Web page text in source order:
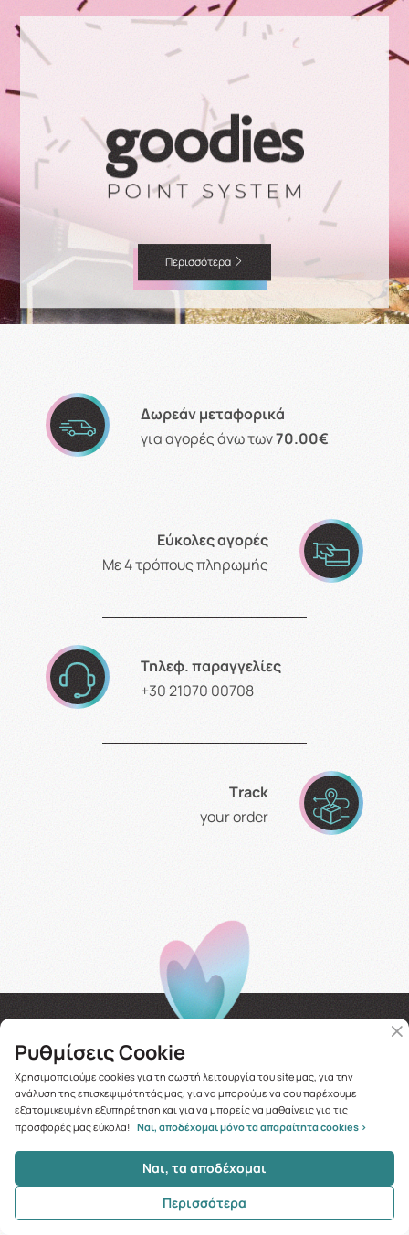
Περισσότερα
Δωρεάν μεταφορικά
για αγορές άνω των70.00€
Εύκολες αγορές
Με 4 τρόπους πληρωμής
Τηλεφ. παραγγελίες
+30 21070 00708
Τrack
your order
My account
Σύνδεση
Δημιουργία λογαριασμού
Αναζήτηση
Ρυθμίσεις Cookie
Χρησιμοποιούμε cookies για τη σωστή λειτουργία του site μας, για την
ανάλυση της επισκεψιμότητάς μας, για να μπορούμε να σου παρέχουμε
εξατομικευμένη εξυπηρέτηση και για να μπορείς να μαθαίνεις για τις
προσφορές μας εύκολα! Ναι, αποδέχομαι μόνο τα απαραίτητα cookies >
Ναι, τα αποδέχομαι
Περισσότερα